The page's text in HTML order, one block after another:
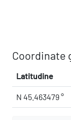
Coordinate
Latitudine
N 45.463479 °